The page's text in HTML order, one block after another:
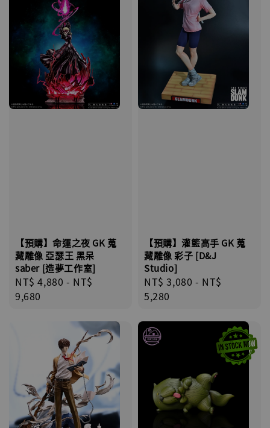
【預購】命運之夜 GK 蒐
藏雕像 亞瑟王 黑呆
saber [造夢工作室]
Regular
price
NT$ 4,880 - NT$
9,680
【預購】灌籃高手 GK 蒐
藏雕像 彩子 [D&J
Studio]
Regular
price
NT$ 3,080 - NT$
5,280